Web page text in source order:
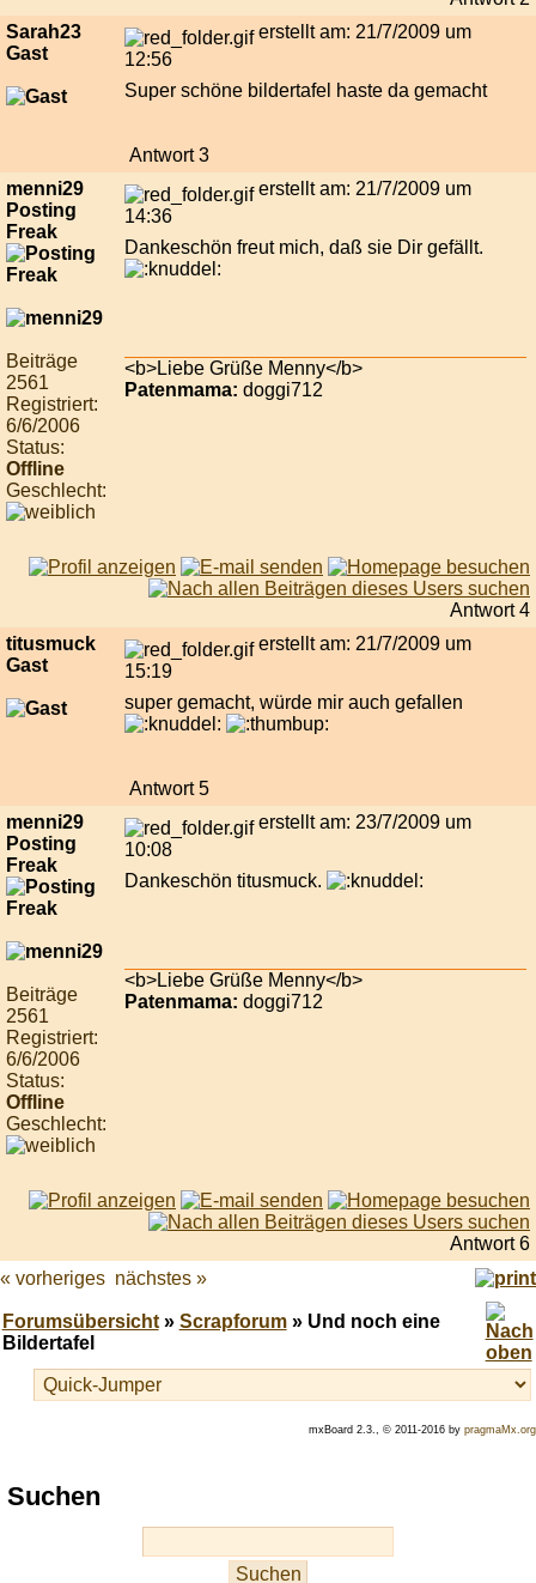
Sarah23
Gast
erstellt am: 21/7/2009 um
12:56
Super schöne bildertafel haste da gemacht
Antwort 3
menni29
Posting
Freak
Beiträge
2561
Registriert:
6/6/2006
Status:
Offline
Geschlecht:
erstellt am: 21/7/2009 um
14:36
Dankeschön freut mich, daß sie Dir gefällt.
<b>Liebe Grüße Menny</b>
Patenmama: doggi712
Antwort 4
titusmuck
Gast
erstellt am: 21/7/2009 um
15:19
super gemacht, würde mir auch gefallen
Antwort 5
menni29
Posting
Freak
Beiträge
2561
Registriert:
6/6/2006
Status:
Offline
Geschlecht:
erstellt am: 23/7/2009 um
10:08
Dankeschön titusmuck.
<b>Liebe Grüße Menny</b>
Patenmama: doggi712
Antwort 6
« vorheriges nächstes »
Forumsübersicht» Scrapforum» Und noch eine
Bildertafel
mxBoard 2.3., © 2011-2016 by pragmaMx.org
Play
best
Suchen